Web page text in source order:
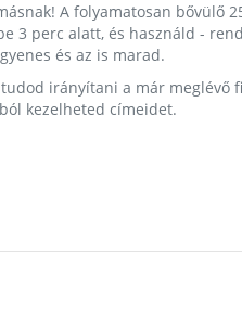
A folyamatosan bővülő
3 perc alatt, és használd -
és az is marad.
irányítani a már meglévő
kezelheted címeidet.